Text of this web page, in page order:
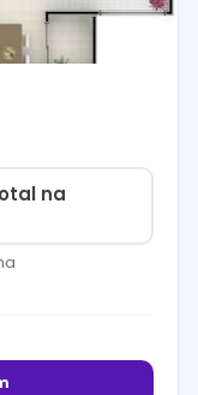
na